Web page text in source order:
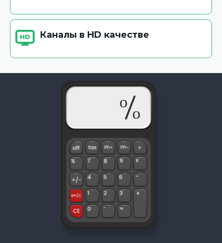
Каналы в HD качестве